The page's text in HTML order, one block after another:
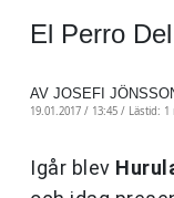
El Perro
AV JOSEFI
19.01.2017 / 13:45 / Lästid: 1
Igår blev